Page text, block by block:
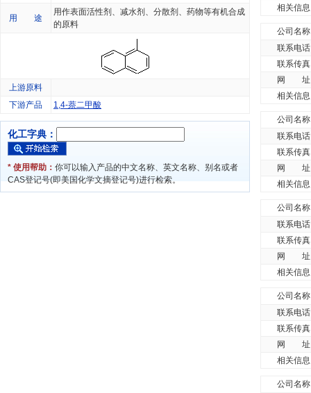
用 途
用作表面活性剂、减水剂、分散剂、药物等有机合成
的原料
上游原料
下游产品
1,4-萘二甲酸
化工字典：
* 使用帮助： 你可以输入产品的中文名称、英文名称、别名或者
CAS登记号(即美国化学文摘登记号)进行检索。
相关信息
公司名称
联系电话
联系传真
网 址
相关信息
公司名称
联系电话
联系传真
网 址
相关信息
公司名称
联系电话
联系传真
网 址
相关信息
公司名称
联系电话
联系传真
网 址
相关信息
公司名称